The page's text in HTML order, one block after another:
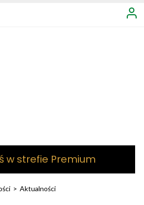
w strefie Premium
> Aktualności